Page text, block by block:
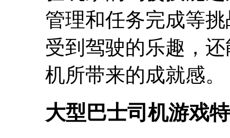
管理和任务完成等
受到驾驶的乐趣，
机所带来的成就感。
大型巴士司机游戏